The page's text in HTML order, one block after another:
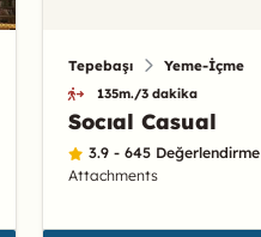
Tepebaşı Yeme-İçme
135m./3 dakika
Socıal Casual
3.9 - 645 Değerlendirme
Attachments